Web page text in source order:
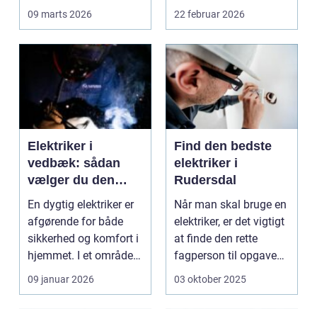
spørgsmål, som k...
09 marts 2026
s...
22 februar 2026
Elektriker i
vedbæk: sådan
vælger du den
rette fagmand til
opgaven
En dygtig elektriker er
afgørende for både
sikkerhed og komfort i
hjemmet. I et område
som Vedbæk, h...
09 januar 2026
Find den bedste
elektriker i
Rudersdal
Når man skal bruge en
elektriker, er det vigtigt
at finde den rette
fagperson til opgaven.
Is&...
03 oktober 2025